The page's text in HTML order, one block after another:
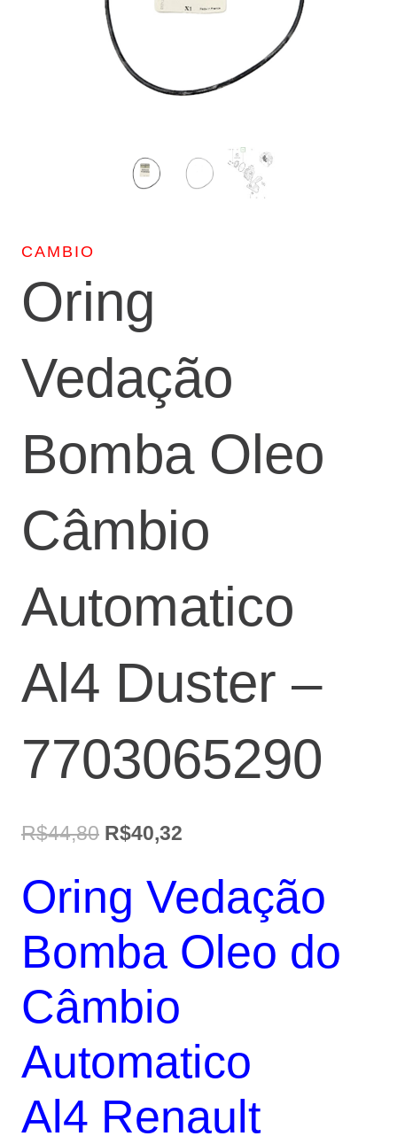
CAMBIO
Oring
Vedação
Bomba Oleo
Câmbio
Automatico
Al4 Duster –
7703065290
R$44,80 O
original
era:
R$44,80.
R$40,32
atual
R$40,32.
Oring Vedação
Bomba Oleo do
Câmbio
Automatico
Al4 Renault